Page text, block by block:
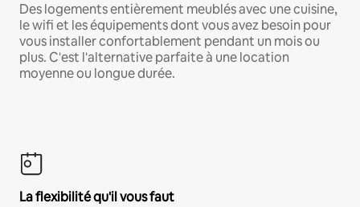
Des logements entièrement meublés avec une cuisine,
le wifi et les équipements dont vous avez besoin pour
vous installer confortablement pendant un mois ou
plus. C'est l'alternative parfaite à une location
moyenne ou longue durée.
La flexibilité qu'il vous faut